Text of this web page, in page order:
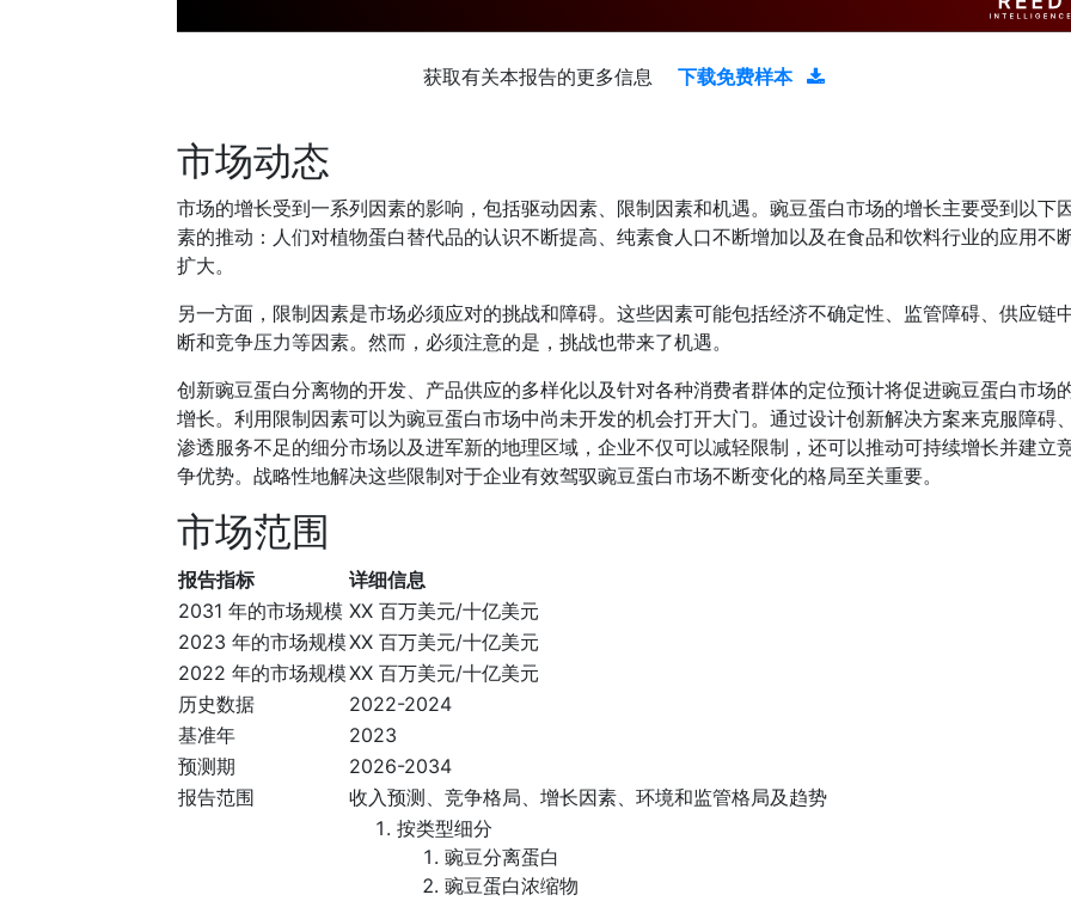
获取有关本报告的更多信息 下载免费样本
市场动态
市场的增长受到一系列因素的影响，包括驱动因素、限制因素和机遇。豌豆蛋白市场的增长主要受到以下
素的推动：人们对植物蛋白替代品的认识不断提高、纯素食人口不断增加以及在食品和饮料行业的应用不
扩大。
另一方面，限制因素是市场必须应对的挑战和障碍。这些因素可能包括经济不确定性、监管障碍、供应链
断和竞争压力等因素。然而，必须注意的是，挑战也带来了机遇。
创新豌豆蛋白分离物的开发、产品供应的多样化以及针对各种消费者群体的定位预计将促进豌豆蛋白市场
增长。利用限制因素可以为豌豆蛋白市场中尚未开发的机会打开大门。通过设计创新解决方案来克服障碍、
渗透服务不足的细分市场以及进军新的地理区域，企业不仅可以减轻限制，还可以推动可持续增长并建立
争优势。战略性地解决这些限制对于企业有效驾驭豌豆蛋白市场不断变化的格局至关重要。
市场范围
报告指标
详细信息
2031 年的市场规模 XX 百万美元/十亿美元
2023 年的市场规模XX 百万美元/十亿美元
2022 年的市场规模XX 百万美元/十亿美元
历史数据
2022-2024
基准年
2023
预测期
2026-2034
报告范围
收入预测、竞争格局、增长因素、环境和监管格局及趋势
按类型细分
豌豆分离蛋白
豌豆蛋白浓缩物